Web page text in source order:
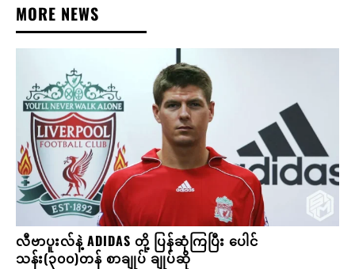
MORE NEWS
လီဗာပူးလ်နဲ့ ADIDAS တို့ ပြန်ဆုံကြပြီး ပေါင်
သန်း(၃၀၀)တန် စာချုပ် ချုပ်ဆို